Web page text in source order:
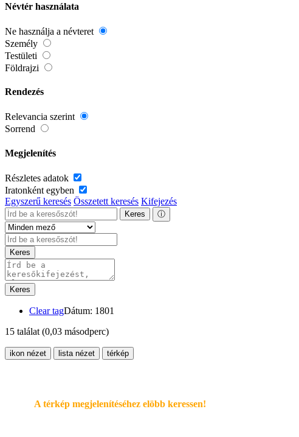
Névtér használata
Ne használja a névteret
Személy
Testületi
Földrajzi
Rendezés
Relevancia szerint
Sorrend
Megjelenítés
Részletes adatok
Iratonként egyben
Egyszerű keresés Összetett keresés Kifejezés
Keres ⓘ
Keres
Keres
Clear tagDátum: 1801
15 találat (0,03 másodperc)
ikon nézet lista nézet térkép
A térkép megjelenítéséhez elöbb keressen!